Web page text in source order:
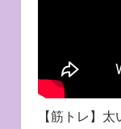
【筋トレ】